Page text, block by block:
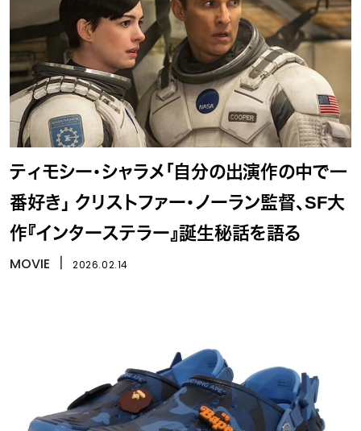
ティモシー・シャラメ「自分の出演作の中で一
番好き」 クリストファー・ノーラン監督、SF大
作『インターステラー』誕生秘話を語る
MOVIE 2026.02.14